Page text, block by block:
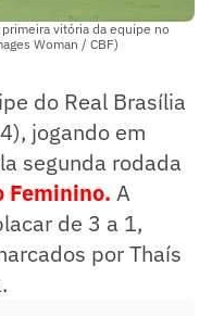
vitória da equipe no
Woman / CBF)
do Real Brasília
jogando em
segunda rodada
Feminino. A
de 3 a 1,
por Thaís